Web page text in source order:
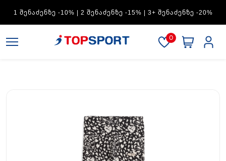
1 ᲨᲔᲜᲐᲫᲔᲜᲖᲔ -10% | 2 ᲨᲔᲜᲐᲫᲔᲜᲖᲔ -15% | 3+ ᲨᲔᲜᲐᲫᲔᲜᲖᲔ -20%
0